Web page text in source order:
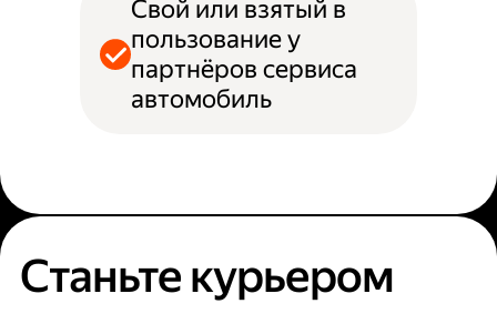
Свой или взятый в
пользование у
партнёров сервиса
автомобиль
Станьте курьером